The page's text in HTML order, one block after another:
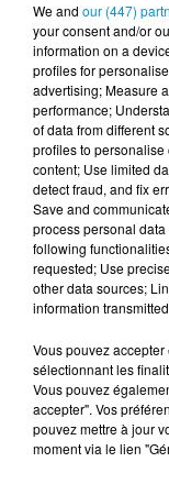
Démocrates
DERNIERS
We and our (447)
your consent and/or
information on a
profiles for
advertising; Measure
performance;
of data from different
profiles to
content; Use limited
detect fraud, and fix
Save and
process personal
following
requested; Use
other data sources;
information
Vous pouvez
sélectionnant les
Vous pouvez
accepter". Vos
pouvez mettre à jour
moment via le lien